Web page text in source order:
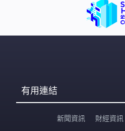
有用連結
新聞資訊 財經資訊